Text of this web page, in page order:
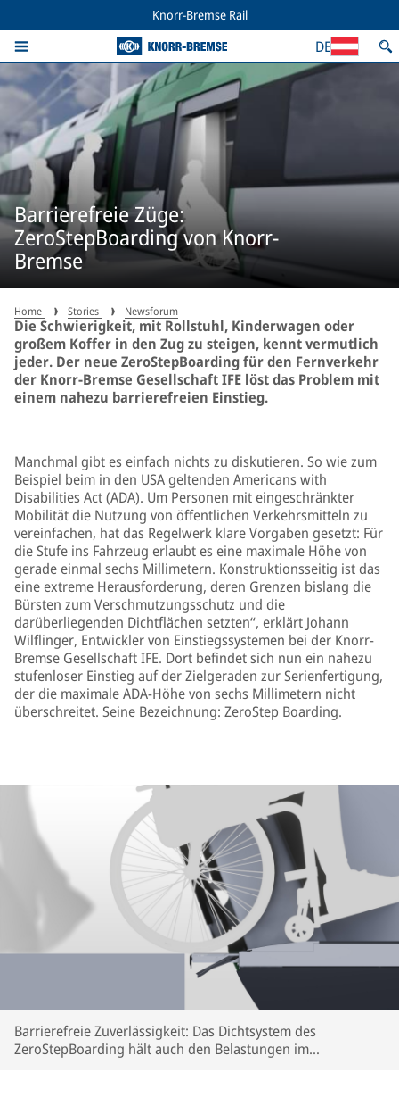
Knorr-Bremse Rail
DE
Barrierefreie Züge:
ZeroStepBoarding von Knorr-
Bremse
Home Stories Newsforum
Die Schwierigkeit, mit Rollstuhl, Kinderwagen oder
großem Koffer in den Zug zu steigen, kennt vermutlich
jeder. Der neue ZeroStepBoarding für den Fernverkehr
der Knorr-Bremse Gesellschaft IFE löst das Problem mit
einem nahezu barrierefreien Einstieg.
Manchmal gibt es einfach nichts zu diskutieren. So wie zum
Beispiel beim in den USA geltenden Americans with
Disabilities Act (ADA). Um Personen mit eingeschränkter
Mobilität die Nutzung von öffentlichen Verkehrsmitteln zu
vereinfachen, hat das Regelwerk klare Vorgaben gesetzt: Für
die Stufe ins Fahrzeug erlaubt es eine maximale Höhe von
gerade einmal sechs Millimetern. Konstruktionsseitig ist das
eine extreme Herausforderung, deren Grenzen bislang die
Bürsten zum Verschmutzungsschutz und die
darüberliegenden Dichtflächen setzten“, erklärt Johann
Wilflinger, Entwickler von Einstiegssystemen bei der Knorr-
Bremse Gesellschaft IFE. Dort befindet sich nun ein nahezu
stufenloser Einstieg auf der Zielgeraden zur Serienfertigung,
der die maximale ADA-Höhe von sechs Millimetern nicht
überschreitet. Seine Bezeichnung: ZeroStep Boarding.
Barrierefreie Zuverlässigkeit: Das Dichtsystem des
ZeroStepBoarding hält auch den Belastungen im